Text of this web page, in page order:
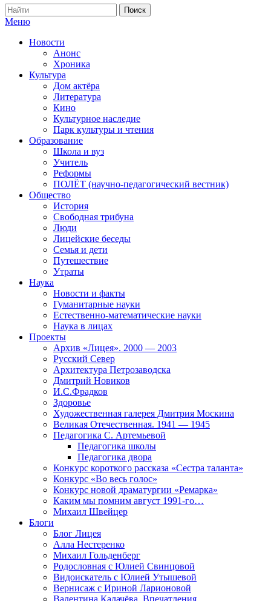
Меню
Новости
Анонс
Хроника
Культура
Дом актёра
Литература
Кино
Культурное наследие
Парк культуры и чтения
Образование
Школа и вуз
Учитель
Реформы
ПОЛЁТ (научно-педагогический вестник)
Общество
История
Свободная трибуна
Люди
Лицейские беседы
Семья и дети
Путешествие
Утраты
Наука
Новости и факты
Гуманитарные науки
Естественно-математические науки
Наука в лицах
Проекты
Архив «Лицея». 2000 — 2003
Русский Север
Архитектура Петрозаводска
Дмитрий Новиков
И.С.Фрадков
Здоровье
Художественная галерея Дмитрия Москина
Великая Отечественная. 1941 — 1945
Педагогика С. Артемьевой
Педагогика школы
Педагогика двора
Конкурс короткого рассказа «Сестра таланта»
Конкурс «Во весь голос»
Конкурс новой драматургии «Ремарка»
Каким мы помним август 1991-го…
Михаил Швейцер
Блоги
Блог Лицея
Алла Нестеренко
Михаил Гольденберг
Родословная с Юлией Свинцовой
Видоискатель с Юлией Утышевой
Вернисаж с Ириной Ларионовой